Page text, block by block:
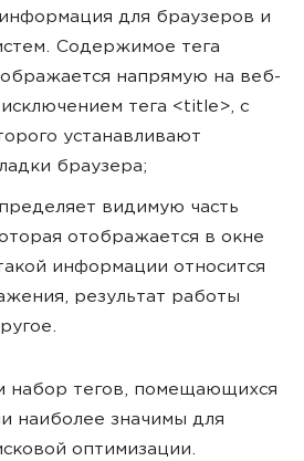
для браузеров и
Содержимое тега
напрямую на веб-
тега <title>, с
устанавливают
браузера;
видимую часть
отображается в окне
информации относится
результат работы
набор тегов, помещающихся
наиболее значимы для
оптимизации.